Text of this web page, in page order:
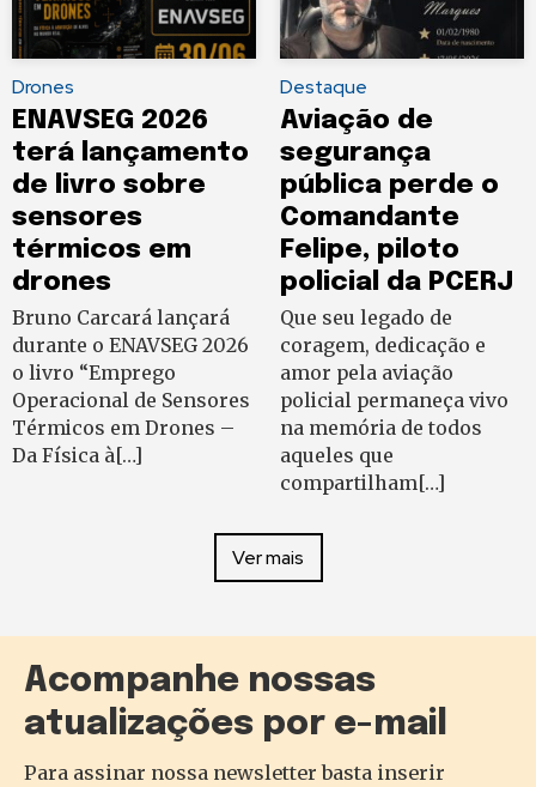
Drones
ENAVSEG 2026
terá lançamento
de livro sobre
sensores
térmicos em
drones
Bruno Carcará lançará
durante o ENAVSEG 2026
o livro “Emprego
Operacional de Sensores
Térmicos em Drones –
Da Física à[…]
Destaque
Aviação de
segurança
pública perde o
Comandante
Felipe, piloto
policial da PCERJ
Que seu legado de
coragem, dedicação e
amor pela aviação
policial permaneça vivo
na memória de todos
aqueles que
compartilham[…]
Ver mais
Acompanhe nossas
atualizações por e-mail
Para assinar nossa newsletter basta inserir